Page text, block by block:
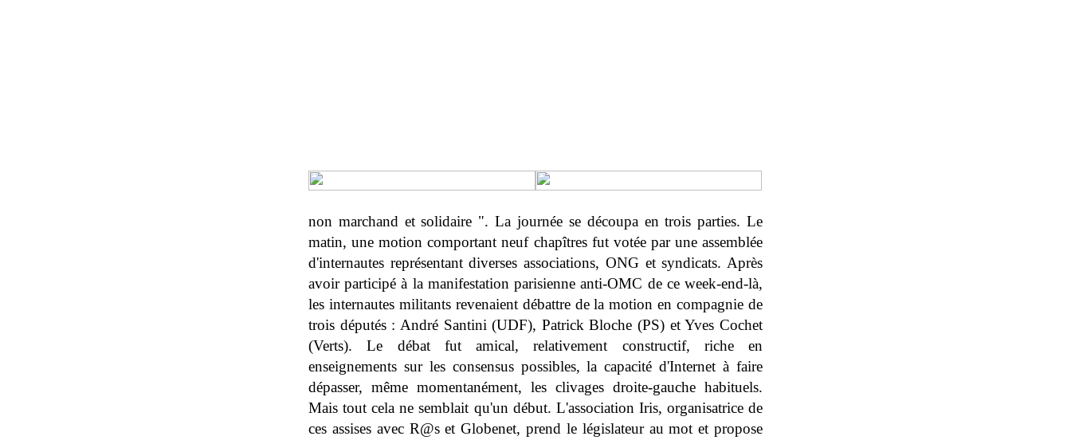
non marchand et solidaire ". La journée se découpa en trois parties. Le
matin, une motion comportant neuf chapîtres fut votée par une assemblée
d'internautes représentant diverses associations, ONG et syndicats. Après
avoir participé à la manifestation parisienne anti-OMC de ce week-end-là,
les internautes militants revenaient débattre de la motion en compagnie de
trois députés : André Santini (UDF), Patrick Bloche (PS) et Yves Cochet
(Verts). Le débat fut amical, relativement constructif, riche en
enseignements sur les consensus possibles, la capacité d'Internet à faire
dépasser, même momentanément, les clivages droite-gauche habituels.
Mais tout cela ne semblait qu'un début. L'association Iris, organisatrice de
ces assises avec R@s et Globenet, prend le législateur au mot et propose